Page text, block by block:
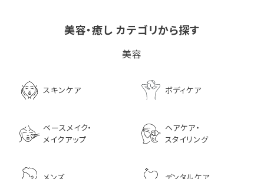
LPLP（ルプルプ） エッ
センスカラートリートメン
美容・癒し カテゴリから探す
美容
スキンケア ボディケア
ベースメイク・
メイクアップ
ヘアケア・
スタイリング